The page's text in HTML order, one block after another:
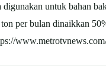
untuk bahan
per bulan dinaikkan